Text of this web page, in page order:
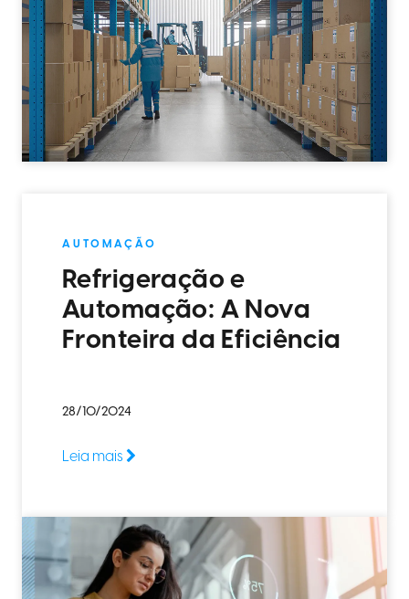
AUTOMAÇÃO
Refrigeração e
Automação: A Nova
Fronteira da Eficiência
28/10/2024
Leia mais